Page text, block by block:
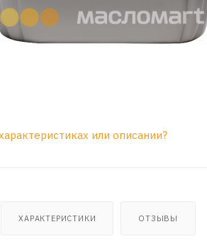
или описании?
ХАРАКТЕРИСТИКИ ОТЗЫВЫ